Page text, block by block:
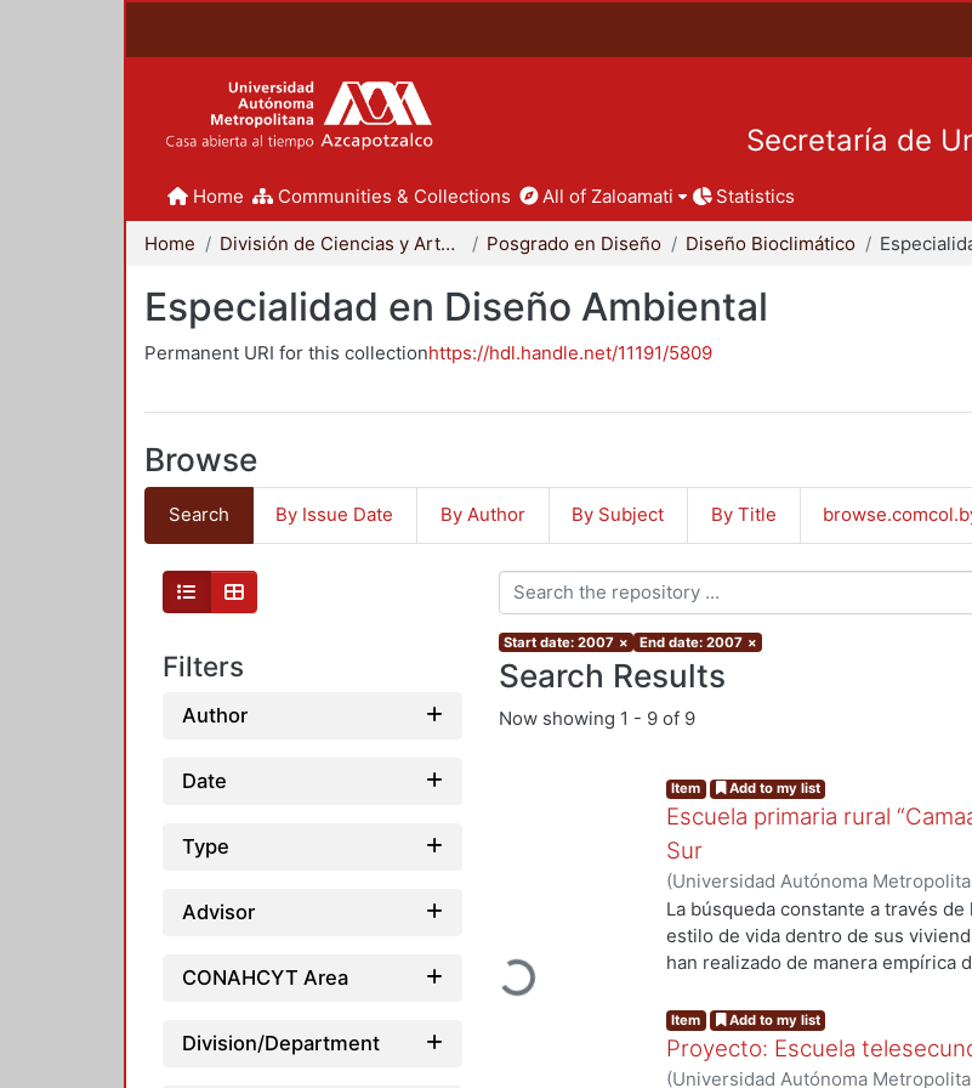
Secretaría de
Home Communities & Collections All of Zaloamati Statistics
Home División de Ciencias y Artes para el Diseño Posgrado en Diseño Diseño Bioclimático
Especialidad en Diseño Ambiental
Permanent URI for this collectionhttps://hdl.handle.net/11191/5809
Browse
Search By Issue Date By Author By Subject By Title
Filters
Author
Date
Type
Advisor
CONAHCYT Area
Division/Department
Start date: 2007 × End date: 2007 ×
Search Results
Now showing 1 - 9 of 9
Loading...
Item Add to my list
Escuela primaria rural
Sur
(Universidad Autónoma
de Servicios de Información.,
La búsqueda constante a través
estilo de vida dentro de sus
han realizado de manera empírica
todo con el fin de tener una
avance de la tecnología, esto ha
tratamos de mejorar nuestro
Item Add to my list
Proyecto: Escuela
(Universidad Autónoma